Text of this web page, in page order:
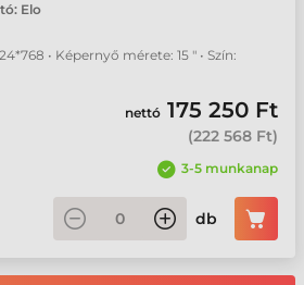
Elo
• Képernyő mérete: 15 " • Szín:
nettó 175 250 Ft
(222 568 Ft)
3-5 munkanap
db